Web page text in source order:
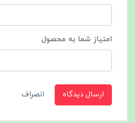
امتیاز شما به محصول
ارسال دیدگاه انصراف